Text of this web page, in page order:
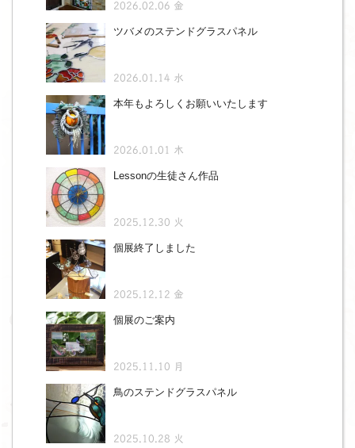
2026.02.06 金
ツバメのステンドグラスパネル
2026.01.14 水
本年もよろしくお願いいたします
2026.01.01 木
Lessonの生徒さん作品
2025.12.30 火
個展終了しました
2025.12.12 金
個展のご案内
2025.11.10 月
鳥のステンドグラスパネル
2025.10.28 火